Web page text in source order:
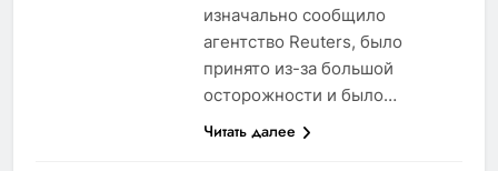
изначально сообщило
агентство Reuters, было
принято из-за большой
осторожности и было…
Читать далее